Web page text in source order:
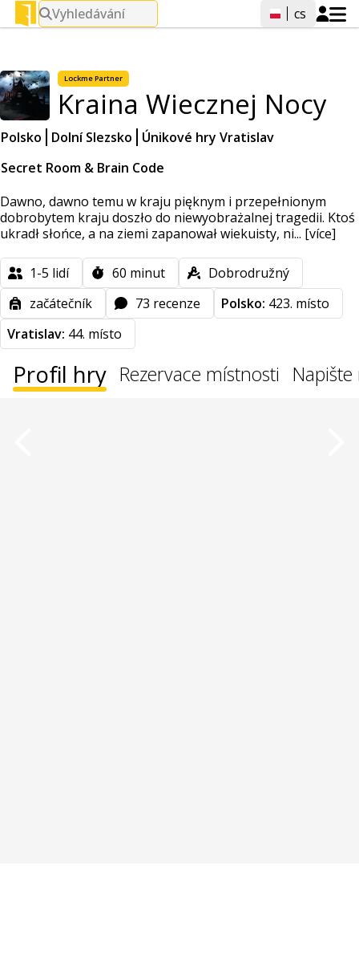
Vyhledávání cs
LockmePartner
Kraina Wiecznej Nocy
Polsko Dolní Slezsko
Únikové hry Vratislav
Secret Room & Brain Code
Dawno, dawno temu w kraju pięknym i przepełnionym
dobrobytem kraju doszło do niewyobrażalnej tragedii. Ktoś
ukradł słońce, a na ziemi zapanował wiekuisty, ni... [více]
1-5 lidí 60 minut
Dobrodružný
začátečník
73 recenze Polsko: 423. místo
Vratislav: 44. místo
Profil hry Rezervace místnosti